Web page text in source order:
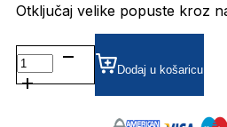
Otključaj velike popuste kroz
TSM6073 DIOPTRIJSKI
OKVIRI
TRUSSARDI
Dodaj u košaricu